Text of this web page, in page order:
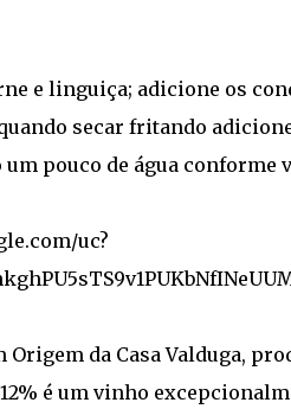
e linguiça; adicione os
secar fritando
pouco de água conforme
da Casa Valduga,
é um vinho